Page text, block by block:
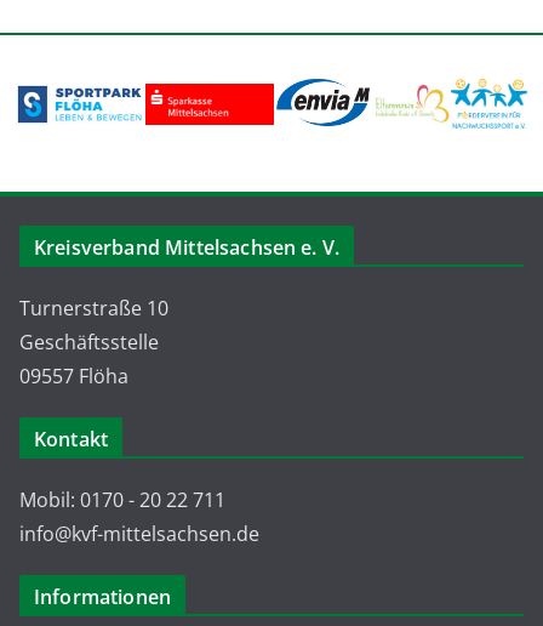
Kreisverband Mittelsachsen e. V.
Turnerstraße 10
Geschäftsstelle
09557 Flöha
Kontakt
Mobil: 0170 - 20 22 711
info@kvf-mittelsachsen.de
Informationen